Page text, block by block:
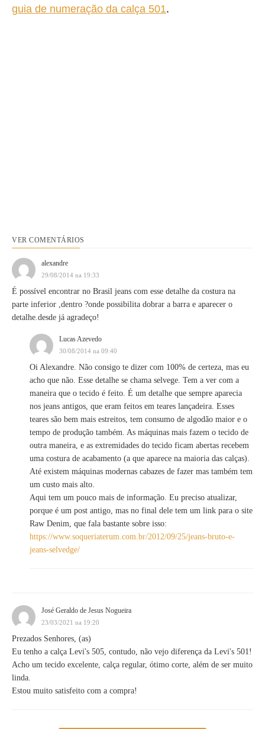
guia de numeração da calça 501.
VER COMENTÁRIOS
alexandre
29/08/2014 na 19:33
É possível encontrar no Brasil jeans com esse detalhe da costura na
parte inferior ,dentro ?onde possibilita dobrar a barra e aparecer o
detalhe.desde já agradeço!
Lucas Azevedo
30/08/2014 na 09:40
Oi Alexandre. Não consigo te dizer com 100% de certeza, mas eu
acho que não. Esse detalhe se chama selvege. Tem a ver com a
maneira que o tecido é feito. É um detalhe que sempre aparecia
nos jeans antigos, que eram feitos em teares lançadeira. Esses
teares são bem mais estreitos, tem consumo de algodão maior e o
tempo de produção também. As máquinas mais fazem o tecido de
outra maneira, e as extremidades do tecido ficam abertas recebem
uma costura de acabamento (a que aparece na maioria das calças).
Até existem máquinas modernas cabazes de fazer mas também tem
um custo mais alto.
Aqui tem um pouco mais de informação. Eu preciso atualizar,
porque é um post antigo, mas no final dele tem um link para o site
Raw Denim, que fala bastante sobre isso:
https://www.soqueriaterum.com.br/2012/09/25/jeans-bruto-e-
jeans-selvedge/
José Geraldo de Jesus Nogueira
23/03/2021 na 19:20
Prezados Senhores, (as)
Eu tenho a calça Levi's 505, contudo, não vejo diferença da Levi's 501!
Acho um tecido excelente, calça regular, ótimo corte, além de ser muito
linda.
Estou muito satisfeito com a compra!